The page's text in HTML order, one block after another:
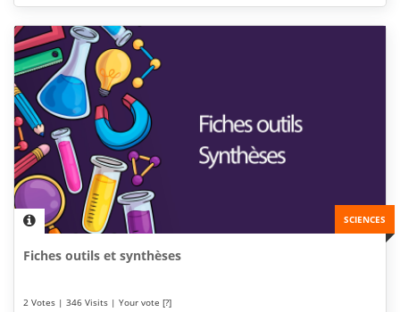
SCIENCES
Fiches outils et synthèses
2 Votes | 346 Visits | Your vote [?]